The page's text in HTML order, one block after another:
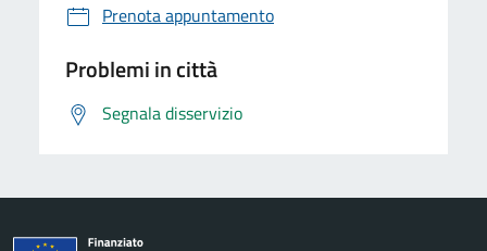
Prenota appuntamento
Problemi in città
Segnala disservizio